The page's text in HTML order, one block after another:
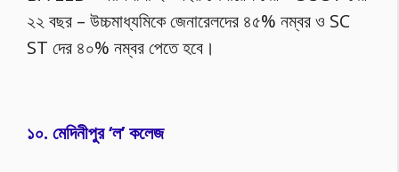
২২ বছর – উচ্চমাধ্যমিকে জেনারেলদের ৪৫% নম্বর ও SC
ST দের ৪০% নম্বর পেতে হবে।
১০. মেদিনীপুর ‘ল’ কলেজ